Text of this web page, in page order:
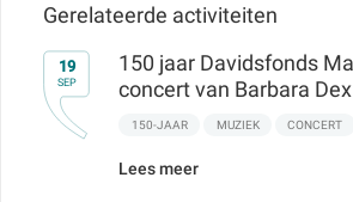
Gerelateerde activiteiten
19
SEP
150 jaar Davidsfonds
concert van Barbara Dex
150-JAAR MUZIEK CONCERT
Lees meer